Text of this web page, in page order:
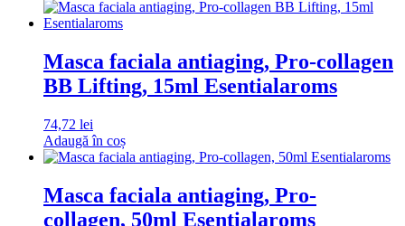
Masca faciala antiaging, Pro-collagen
BB Lifting, 15ml Esentialaroms
74,72 lei
Adaugă în coș
Masca faciala antiaging, Pro-
collagen, 50ml Esentialaroms